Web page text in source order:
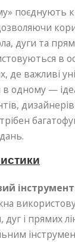
поєднують
дуги та прямі
в
де важливі
в одному —
дуг і прямих